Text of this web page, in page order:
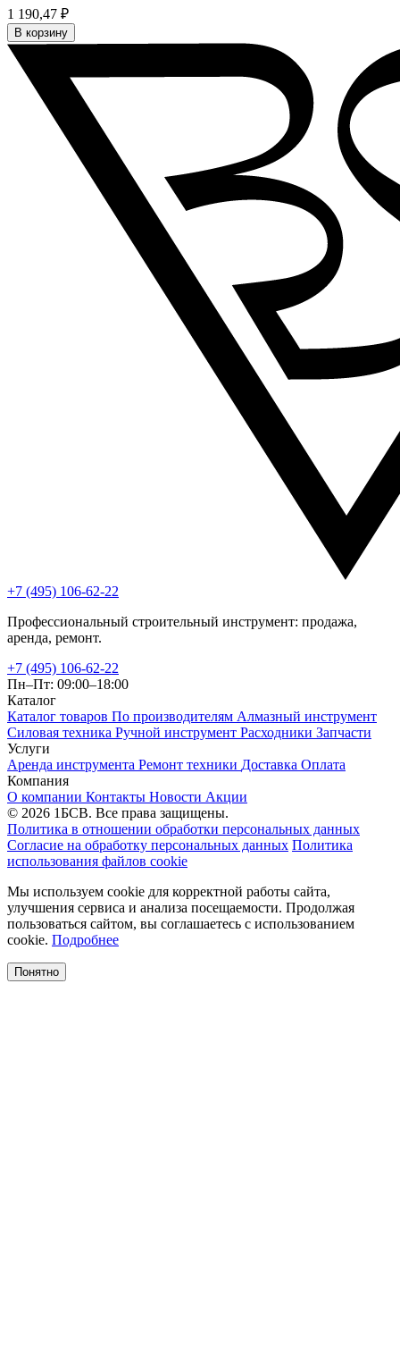
1 190,47 ₽
В корзину
+7 (495) 106-62-22
Профессиональный строительный инструмент: продажа,
аренда, ремонт.
+7 (495) 106-62-22
Пн–Пт: 09:00–18:00
Каталог
Каталог товаров По производителям Алмазный инструмент
Силовая техника Ручной инструмент Расходники Запчасти
Услуги
Аренда инструмента Ремонт техники Доставка Оплата
Компания
О компании Контакты Новости Акции
© 2026 1БСВ. Все права защищены.
Политика в отношении обработки персональных данных
Согласие на обработку персональных данных Политика
использования файлов cookie
Мы используем cookie для корректной работы сайта,
улучшения сервиса и анализа посещаемости. Продолжая
пользоваться сайтом, вы соглашаетесь с использованием
cookie. Подробнее
Понятно